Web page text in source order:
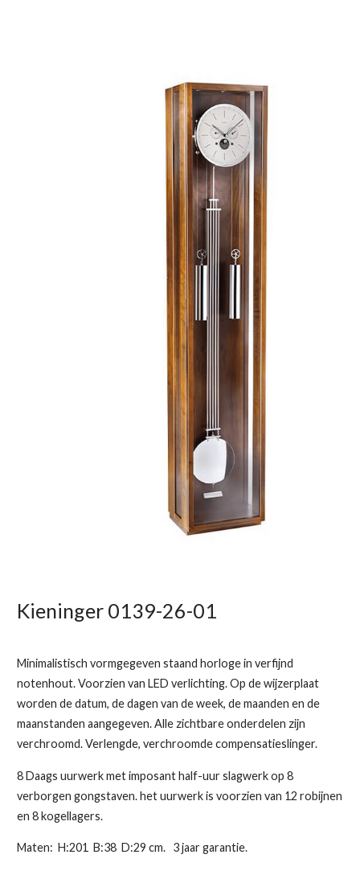
Kieninger 0139-26-01
Minimalistisch vormgegeven staand horloge in verfijnd
notenhout. Voorzien van LED verlichting. Op de wijzerplaat
worden de datum, de dagen van de week, de maanden en de
maanstanden aangegeven. Alle zichtbare onderdelen zijn
verchroomd. Verlengde, verchroomde compensatieslinger.
8 Daags uurwerk met imposant half-uur slagwerk op 8
verborgen gongstaven. het uurwerk is voorzien van 12 robijnen
en 8 kogellagers.
Maten: H:201 B:38 D:29 cm. 3 jaar garantie.